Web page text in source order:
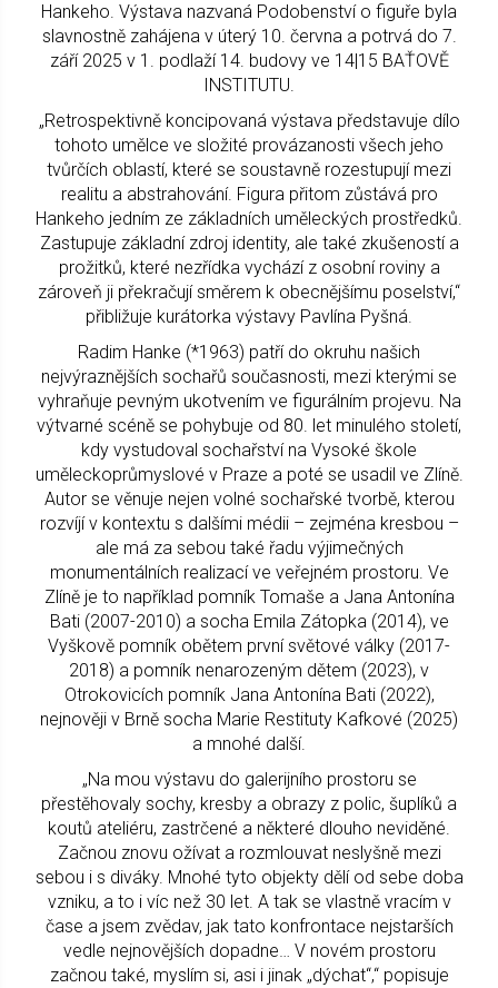
Hankeho. Výstava nazvaná Podobenství o figuře byla
slavnostně zahájena v úterý 10. června a potrvá do 7.
září 2025 v 1. podlaží 14. budovy ve 14|15 BAŤOVĚ
INSTITUTU.
„Retrospektivně koncipovaná výstava představuje dílo
tohoto umělce ve složité provázanosti všech jeho
tvůrčích oblastí, které se soustavně rozestupují mezi
realitu a abstrahování. Figura přitom zůstává pro
Hankeho jedním ze základních uměleckých prostředků.
Zastupuje základní zdroj identity, ale také zkušeností a
prožitků, které nezřídka vychází z osobní roviny a
zároveň ji překračují směrem k obecnějšímu poselství,“
přibližuje kurátorka výstavy Pavlína Pyšná.
Radim Hanke (*1963) patří do okruhu našich
nejvýraznějších sochařů současnosti, mezi kterými se
vyhraňuje pevným ukotvením ve figurálním projevu. Na
výtvarné scéně se pohybuje od 80. let minulého století,
kdy vystudoval sochařství na Vysoké škole
uměleckoprůmyslové v Praze a poté se usadil ve Zlíně.
Autor se věnuje nejen volné sochařské tvorbě, kterou
rozvíjí v kontextu s dalšími médii – zejména kresbou –
ale má za sebou také řadu výjimečných
monumentálních realizací ve veřejném prostoru. Ve
Zlíně je to například pomník Tomaše a Jana Antonína
Bati (2007-2010) a socha Emila Zátopka (2014), ve
Vyškově pomník obětem první světové války (2017-
2018) a pomník nenarozeným dětem (2023), v
Otrokovicích pomník Jana Antonína Bati (2022),
nejnověji v Brně socha Marie Restituty Kafkové (2025)
a mnohé další.
„Na mou výstavu do galerijního prostoru se
přestěhovaly sochy, kresby a obrazy z polic, šuplíků a
koutů ateliéru, zastrčené a některé dlouho neviděné.
Začnou znovu ožívat a rozmlouvat neslyšně mezi
sebou i s diváky. Mnohé tyto objekty dělí od sebe doba
vzniku, a to i víc než 30 let. A tak se vlastně vracím v
čase a jsem zvědav, jak tato konfrontace nejstarších
vedle nejnovějších dopadne… V novém prostoru
začnou také, myslím si, asi i jinak „dýchat“,“ popisuje